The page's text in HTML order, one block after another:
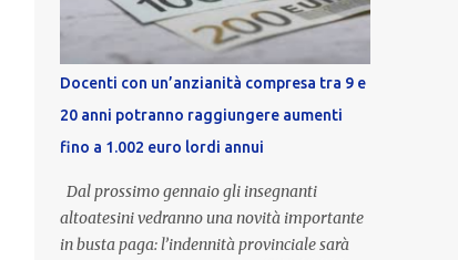
Docenti con un’anzianità compresa tra 9 e
20 anni potranno raggiungere aumenti
fino a 1.002 euro lordi annui
Dal prossimo gennaio gli insegnanti
altoatesini vedranno una novità importante
in busta paga: l’indennità provinciale sarà